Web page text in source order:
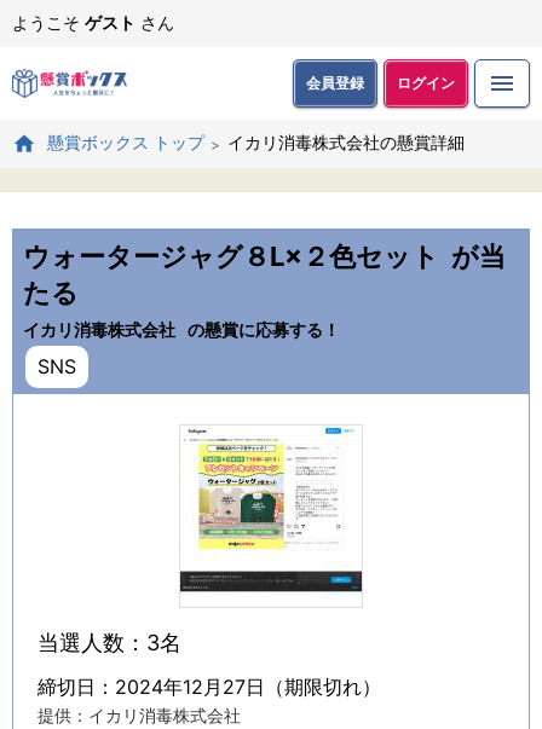
ようこそ ゲスト さん
会員登録 ログイン
懸賞ボックス トップ イカリ消毒株式会社の懸賞詳細
ウォータージャグ８L×２色セット
が当
たる
イカリ消毒株式会社 の懸賞に応募する！
SNS
当選人数：3名
締切日：2024年12月27日（期限切れ）
提供：イカリ消毒株式会社